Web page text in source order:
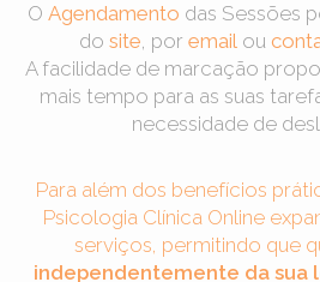
O Agendamento das Sessões
do site, por email ou
A facilidade de marcação
mais tempo para as suas
necessidade de
Para além dos benefícios
Psicologia Clínica Online
serviços, permitindo que
independentemente da sua